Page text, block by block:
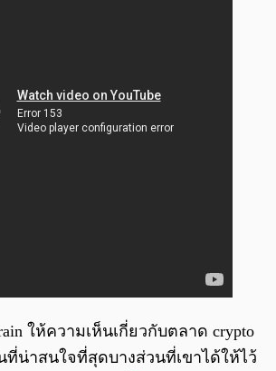
ให้ความเห็นเกี่ยวกับตลาด crypto
น่าสนใจที่สุดบางส่วนที่เขาได้ให้ไว้